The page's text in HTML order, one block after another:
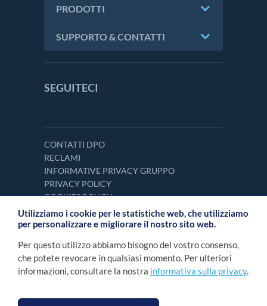
PRODOTTI
SUPPORTO & CONTATTI
SEGUITECI
CONTATTI DPO
RECLAMI
INFORMATIVE PRIVACY GRUPPO
PRIVACY POLICY
COOKIES POLICY
Utilizziamo i cookie per le statistiche web, che utilizziamo
per personalizzare e migliorare il nostro sito web.
Per questo utilizzo abbiamo bisogno del vostro consenso,
che potete revocare in qualsiasi momento. Per ulteriori
informazioni, consultare la nostra informativa sulla privacy.